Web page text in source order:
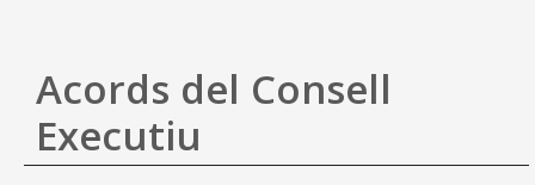
Ajuda
Acords del Consell
Executiu